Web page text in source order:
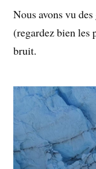
Nous avons vu
(regardez bien les
bruit.